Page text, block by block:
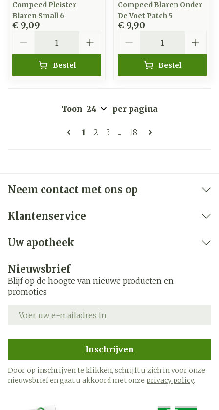
Compeed Pleister
Blaren Small 6
€ 9,09
Bestel
Compeed Blaren Onder
De Voet Patch 5
€ 9,90
Bestel
Pagina's
U lees momenteel pagina
1 Pagina
2 Pagina
3 ... Pagina
18
Toon per pagina
Neem contact met ons op
Klantenservice
Uw apotheek
Nieuwsbrief
Blijf op de hoogte van nieuwe producten en
promoties
Inschrijven
Door op inschrijven te klikken, schrijft u zich in voor onze
nieuwsbrief en gaat u akkoord met onze privacy policy.